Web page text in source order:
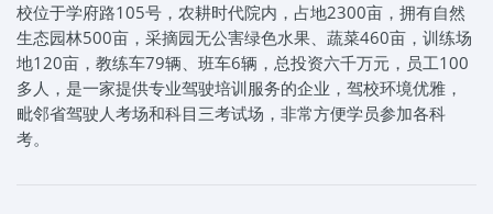
校位于学府路105号，农耕时代院内，占地2300亩，拥有自然
生态园林500亩，采摘园无公害绿色水果、蔬菜460亩，训练场
地120亩，教练车79辆、班车6辆，总投资六千万元，员工100
多人，是一家提供专业驾驶培训服务的企业，驾校环境优雅，
毗邻省驾驶人考场和科目三考试场，非常方便学员参加各科
考。